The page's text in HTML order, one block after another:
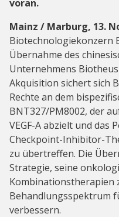
voran.
Mainz / Marburg, 13.
Biotechnologiekonzern
Übernahme des
Unternehmens
Akquisition sichert sich
Rechte an dem
BNT327/PM8002, der
VEGF-A abzielt und das
Checkpoint-Inhibitor-
zu übertreffen. Die
Strategie, seine
Kombinationstherapien
Behandlungsspektrum
verbessern.